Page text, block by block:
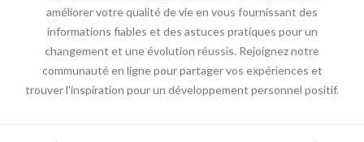
améliorer votre qualité de vie en vous fournissant des
informations fiables et des astuces pratiques pour un
changement et une évolution réussis. Rejoignez notre
communauté en ligne pour partager vos expériences et
trouver l'inspiration pour un développement personnel positif.